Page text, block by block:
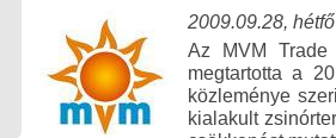
2009.09.28,
Az MVM Trade
megtartotta a
közleménye
kialakult